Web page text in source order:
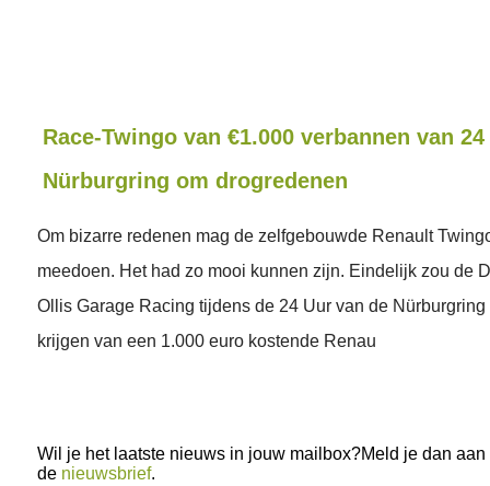
Race-Twingo van €1.000 verbannen van
Nürburgring om drogredenen
Om bizarre redenen mag de zelfgebouwde Renault
meedoen. Het had zo mooi kunnen zijn. Eindelijk zou de
Ollis Garage Racing tijdens de 24 Uur van de
krijgen van een 1.000 euro kostende Renau
Wil je het laatste nieuws in jouw mailbox?Meld je dan aan
de nieuwsbrief.